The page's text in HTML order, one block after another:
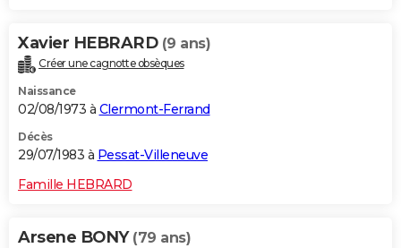
Xavier HEBRARD (9 ans)
Créer une cagnotte obsèques
Naissance
02/08/1973 à Clermont-Ferrand
Décès
29/07/1983 à Pessat-Villeneuve
Famille HEBRARD
Arsene BONY (79 ans)